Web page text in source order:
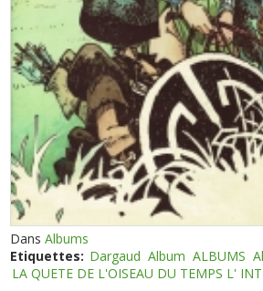
DansAlbums
Etiquettes: Dargaud Album ALBUMS
LA QUETE DE L'OISEAU DU TEMPS L'